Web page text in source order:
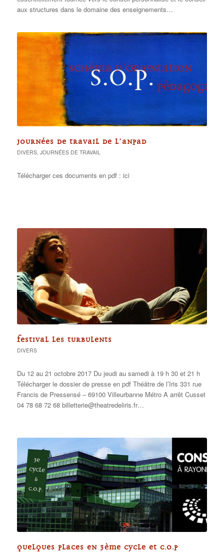
aux structures dans le domaine des enseignements…
JOURNÉES DE TRAVAIL DE L’ANPAD
DIVERS, JOURNÉES DE TRAVAIL
Télécharger ces documents en pdf : ici
FESTIVAL LES TURBULENTS
DIVERS
Du 12 au 21 octobre 2017 Du jeudi au samedi à 19 h 30 et 21 h
Télécharger le dossier de presse en pdf Théâtre de l’Iris 331 rue
Francis de Pressensé – 69100 Villeurbanne Métro A arrêt Cusset
04 78 68 72 68 billetterie@theatredeliris.fr…
QUELQUES PLACES EN 3ÈME CYCLE ET C.O.P